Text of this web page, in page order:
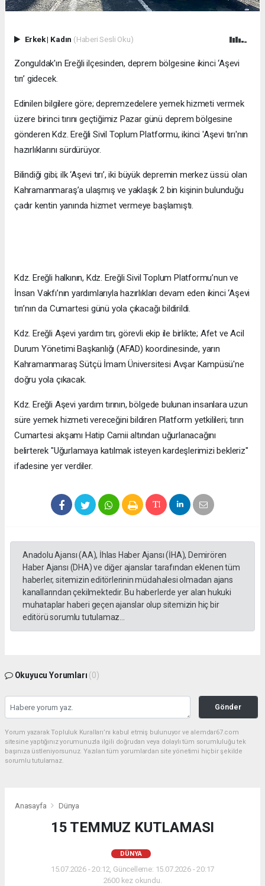
Erkek| Kadın (Haberi Sesli Oku)
Zonguldak'ın Ereğli ilçesinden, deprem bölgesine ikinci ‘Aşevi
tırı’ gidecek.
Edinilen bilgilere göre; depremzedelere yemek hizmeti vermek
üzere birinci tırını geçtiğimiz Pazar günü deprem bölgesine
gönderen Kdz. Ereğli Sivil Toplum Platformu, ikinci 'Aşevi tırı'nın
hazırlıklarını sürdürüyor.
Bilindiği gibi; ilk ‘Aşevi tırı’, iki büyük depremin merkez üssü olan
Kahramanmaraş’a ulaşmış ve yaklaşık 2 bin kişinin bulunduğu
çadır kentin yanında hizmet vermeye başlamıştı.
Kdz. Ereğli halkının, Kdz. Ereğli Sivil Toplum Platformu’nun ve
İnsan Vakfı’nın yardımlarıyla hazırlıkları devam eden ikinci ‘Aşevi
tırı’nın da Cumartesi günü yola çıkacağı bildirildi.
Kdz. Ereğli Aşevi yardım tırı, görevli ekip ile birlikte; Afet ve Acil
Durum Yönetimi Başkanlığı (AFAD) koordinesinde, yarın
Kahramanmaraş Sütçü İmam Üniversitesi Avşar Kampüsü'ne
doğru yola çıkacak.
Kdz. Ereğli Aşevi yardım tırının, bölgede bulunan insanlara uzun
süre yemek hizmeti vereceğini bildiren Platform yetkilileri; tırın
Cumartesi akşamı Hatip Camii altından uğurlanacağını
belirterek "Uğurlamaya katılmak isteyen kardeşlerimizi bekleriz"
ifadesine yer verdiler.
Anadolu Ajansı (AA), İhlas Haber Ajansı (İHA), Demirören
Haber Ajansı (DHA) ve diğer ajanslar tarafından eklenen tüm
haberler, sitemizin editörlerinin müdahalesi olmadan ajans
kanallarından çekilmektedir. Bu haberlerde yer alan hukuki
muhataplar haberi geçen ajanslar olup sitemizin hiç bir
editörü sorumlu tutulamaz...
Okuyucu Yorumları (0)
Gönder
Yorum yazarak Topluluk Kuralları’nı kabul etmiş bulunuyor ve alemdar67.com
sitesine yaptığınız yorumunuzla ilgili doğrudan veya dolaylı tüm sorumluluğu tek
başınıza üstleniyorsunuz. Yazılan tüm yorumlardan site yönetimi hiçbir şekilde
sorumlu tutulamaz.
Anasayfa Dünya
15 TEMMUZ KUTLAMASI
DÜNYA
15.07.2026 - 20:12, Güncelleme: 15.07.2026 - 20:17
2600 kez okundu.